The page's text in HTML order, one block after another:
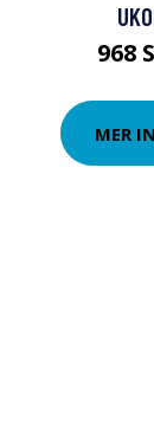
968
MER